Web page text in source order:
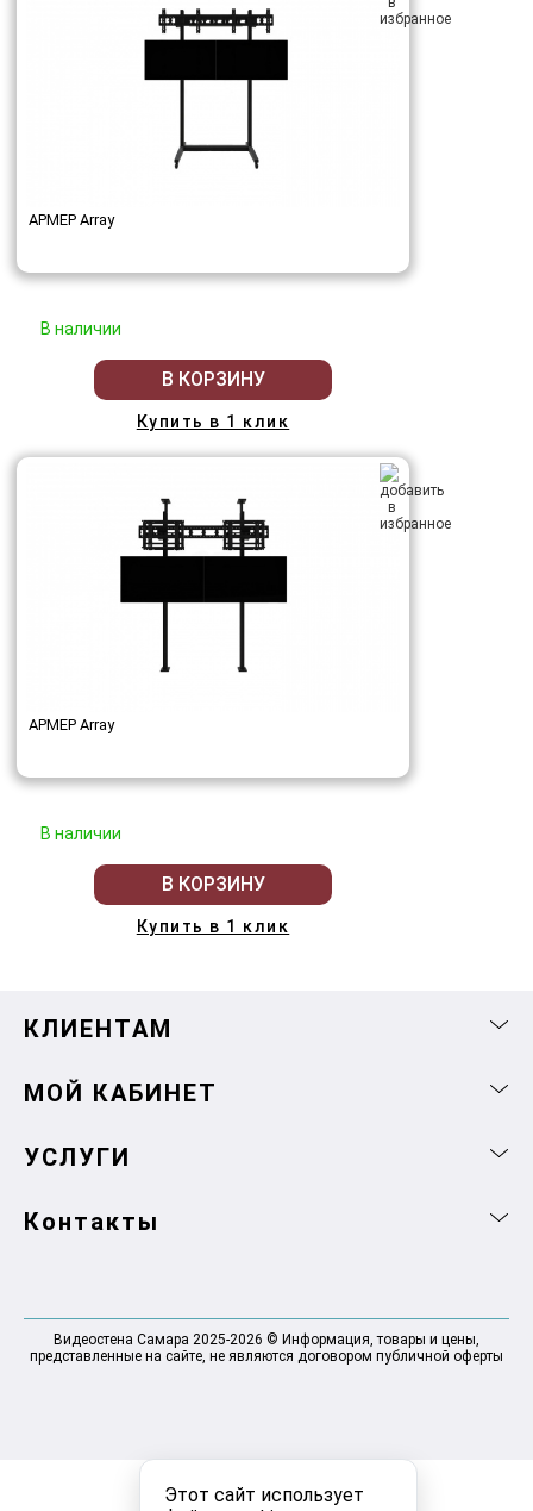
Этот сайт использует
АРМЕР Array
В наличии
В КОРЗИНУ
Купить в 1 клик
АРМЕР Array
В наличии
В КОРЗИНУ
Купить в 1 клик
КЛИЕНТАМ
МОЙ КАБИНЕТ
УСЛУГИ
Контакты
Видеостена Самара 2025-2026 © Информация, товары и цены,
представленные на сайте, не являются договором публичной оферты